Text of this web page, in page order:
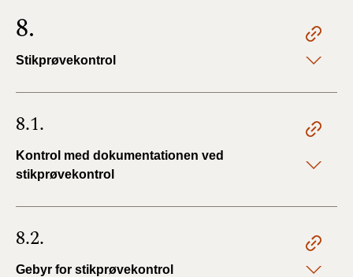
8.
Stikprøvekontrol
8.1.
Kontrol med dokumentationen ved
stikprøvekontrol
8.2.
Gebyr for stikprøvekontrol